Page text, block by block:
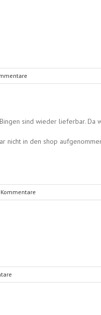
sind wieder lieferbar. Da
nicht in den shop